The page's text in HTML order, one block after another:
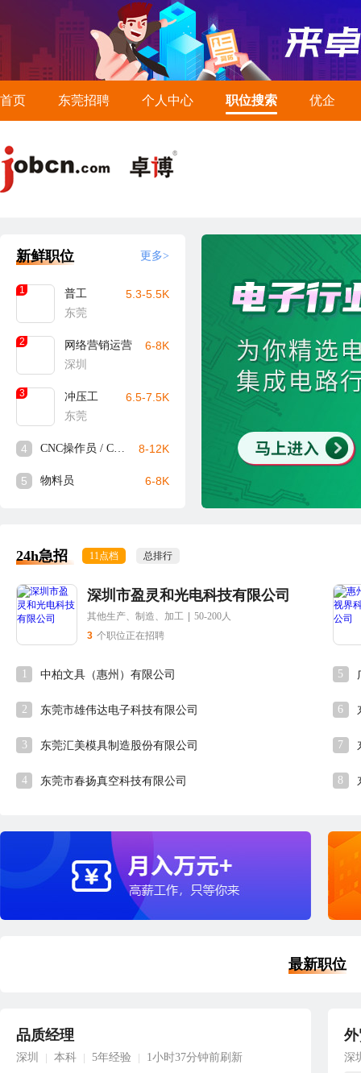
首页 东莞招聘 个人中心 职位搜索 优企
新鲜职位 更多>
1
普工
东莞
5.3-5.5K
2
网络营销运营
深圳
6-8K
3
冲压工
东莞
6.5-7.5K
4 CNC操作员 / CNC师傅 8-12K
5 物料员 6-8K
24h急招 11点档 总排行
深圳市盈灵和光电科技有限公司
其他生产、制造、加工
50-200人
3 个职位正在招聘
1 中柏文具（惠州）有限公司
2 东莞市雄伟达电子科技有限公司
3 东莞汇美模具制造股份有限公司
4 东莞市春扬真空科技有限公司
5
6
7
8
最新职位
品质经理
深圳 本科 5年经验 1小时37分钟前刷新 深